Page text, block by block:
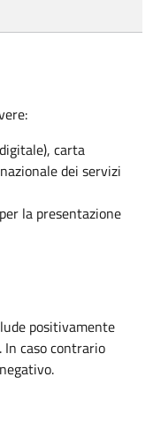
carta
dei servizi
la presentazione
positivamente
In caso contrario